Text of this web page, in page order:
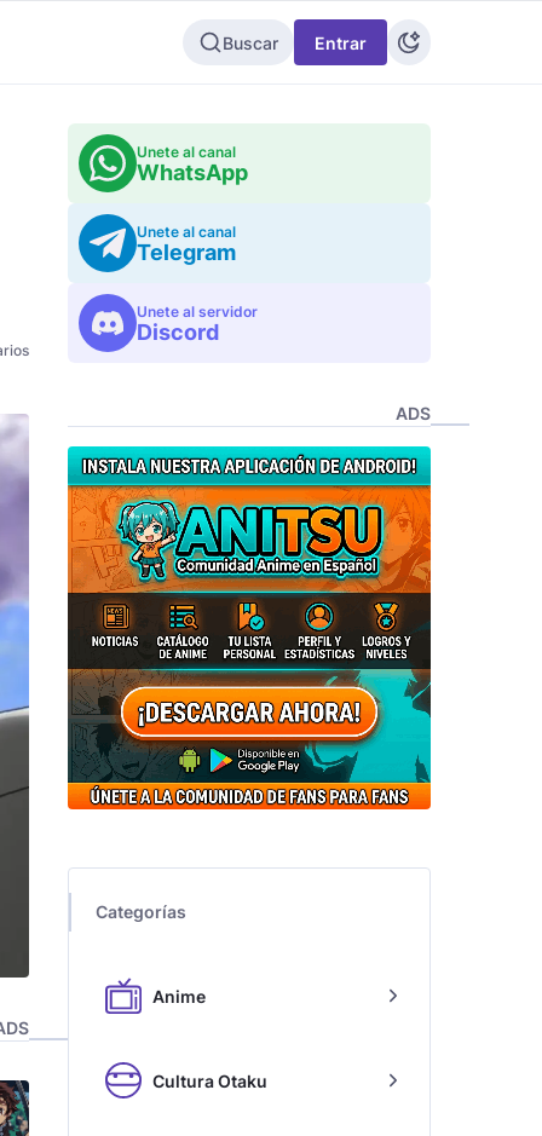
Buscar Entrar
Unete al canal
WhatsApp
Unete al canal
Telegram
Unete al servidor
Discord
ADS
Categorías
Anime
Cultura Otaku